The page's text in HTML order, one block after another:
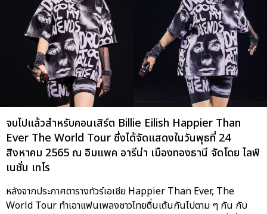
จบไปแล้วสำหรับคอนเสิร์ต Billie Eilish Happier Than
Ever The World Tour ซึ่งได้จัดแสดงในวันพุธที่ 24
สิงหาคม 2565 ณ อิมแพค อารีน่า เมืองทองธานี จัดโดย ไลฟ์
เนชั่น เทโร
หลังจากประกาศตารางทัวร์เอเชีย Happier Than Ever, The
World Tour ทำเอาแฟนเพลงชาวไทยตื่นเต้นกันไปตาม ๆ กัน กับ